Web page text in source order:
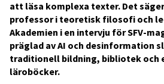
att läsa komplexa texter. Det
professor i teoretisk filosofi och
Akademien i en intervju för SFV-
präglad av AI och desinformation
traditionell bildning, bibliotek och
läroböcker.